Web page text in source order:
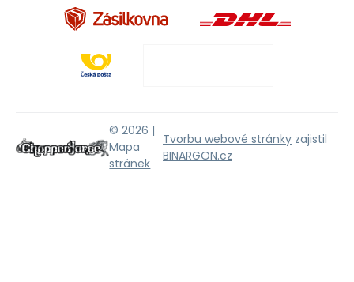
© 2026 |
Mapa
stránek
Tvorbu webové stránky zajistil
BINARGON.cz